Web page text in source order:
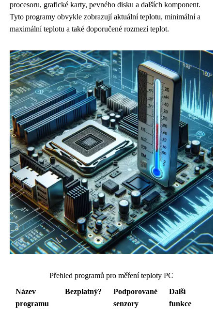
procesoru, grafické karty, pevného disku a dalších komponent.
Tyto programy obvykle zobrazují aktuální teplotu, minimální a
maximální teplotu a také doporučené rozmezí teplot.
Přehled programů pro měření teploty PC
Název
programu
Bezplatný?
Podporované
senzory
Další
funkce